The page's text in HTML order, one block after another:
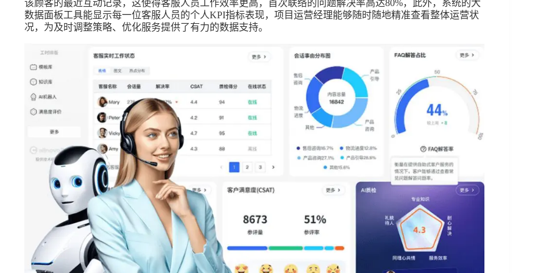
该顾客的最近互动记录，这使得客服人员工作效率更高，首次联络的问题解决率高达80%，此外，系统的大
数据面板工具能显示每一位客服人员的个人KPI指标表现，项目运营经理能够随时随地精准查看整体运营状
况，为及时调整策略、优化服务提供了有力的数据支持。